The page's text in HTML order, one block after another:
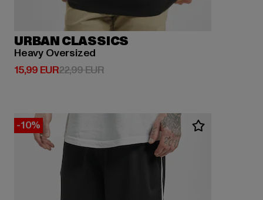
URBAN CLASSICS
Heavy Oversized
15,99 EUR
Derzeitiger Preis: 15,99 EUR
22,99 EURAktionspreis: 22,99 EUR
-10%